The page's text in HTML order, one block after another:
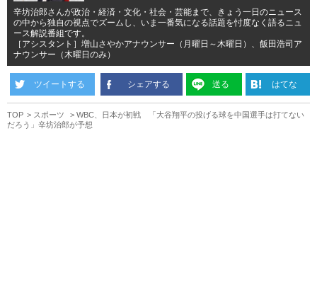
辛坊治郎さんが政治・経済・文化・社会・芸能まで、きょう一日のニュース
の中から独自の視点でズームし、いま一番気になる話題を忖度なく語るニュ
ース解説番組です。
［アシスタント］増山さやかアナウンサー（月曜日～木曜日）、飯田浩司ア
ナウンサー（木曜日のみ）
ツイートする シェアする 送る はてな
TOP スポーツ
WBC、日本が初戦 「大谷翔平の投げる球を中国選手は打てない
だろう」辛坊治郎が予想